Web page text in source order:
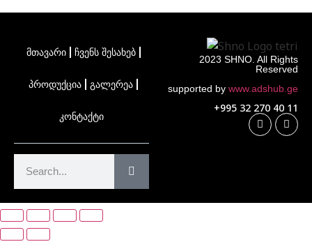
მთავარი ჩვენს შესახებ
პროდუქცია გალერეა
კონტაქტი
2023 SHNO. All Rights
Reserved
supported by www.adshub.ge
+995 32 270 40 11